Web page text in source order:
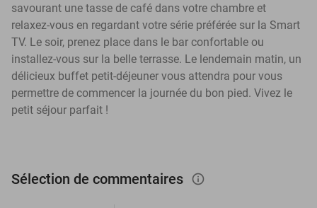
savourant une tasse de café dans votre chambre et
relaxez-vous en regardant votre série préférée sur la Smart
TV. Le soir, prenez place dans le bar confortable ou
installez-vous sur la belle terrasse. Le lendemain matin, un
délicieux buffet petit-déjeuner vous attendra pour vous
permettre de commencer la journée du bon pied. Vivez le
petit séjour parfait !
Sélection de commentaires info_outlined